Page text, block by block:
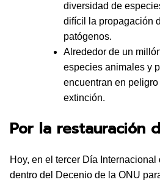
diversidad de
difícil la propagación
patógenos.
Alrededor de un
especies animales y
encuentran en peligro
extinción.
Por la restauración
Hoy, en el tercer Día Internacional
dentro del Decenio de la ONU